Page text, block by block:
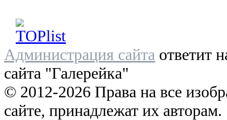
Администрация сайта ответит
сайта "Галерейка"
© 2012-2026 Права на все
сайте, принадлежат их авторам.